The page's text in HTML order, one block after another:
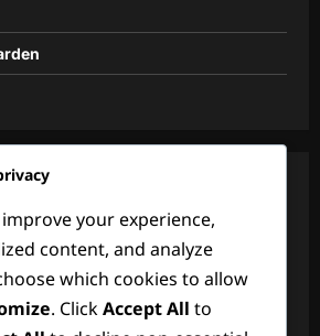
in het 2024 Vrouwen FIFA Olympisch
het 2024 Vrouwen FIFA Olympisch
your experience,
content, and analyze
which cookies to allow
. ClickAccept All to